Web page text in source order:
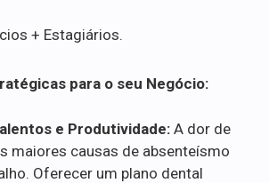
+ Estagiários.
para o seu Negócio:
e Produtividade: A dor de
maiores causas de absenteísmo
Oferecer um plano dental